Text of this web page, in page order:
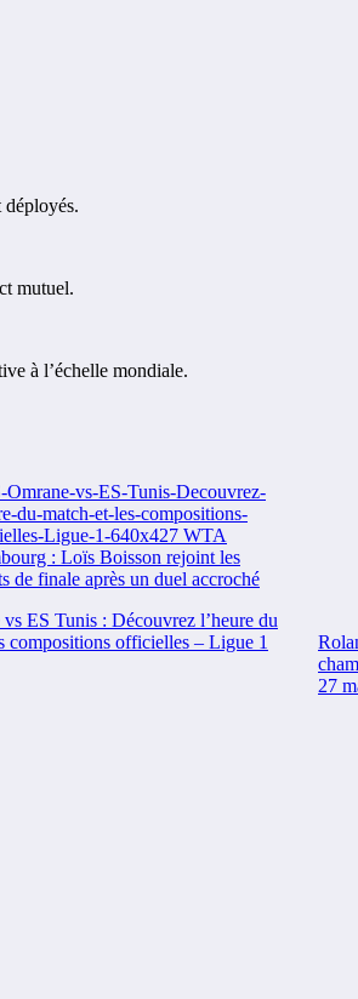
déployés.
mutuel.
à l’échelle mondiale.
vs ES Tunis : Découvrez l’heure du
compositions officielles – Ligue 1
27